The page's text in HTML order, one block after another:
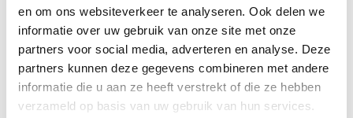
en om ons websiteverkeer te analyseren. Ook delen we
informatie over uw gebruik van onze site met onze
partners voor social media, adverteren en analyse. Deze
partners kunnen deze gegevens combineren met andere
informatie die u aan ze heeft verstrekt of die ze hebben
verzameld op basis van uw gebruik van hun services.